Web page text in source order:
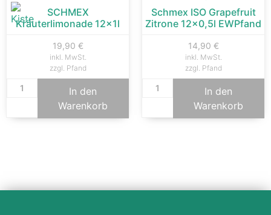
SCHMEX
Kräuterlimonade 12x1l
19,90 €
inkl. MwSt.
zzgl. Pfand
In den
Warenkorb
Schmex ISO Grapefruit
Zitrone 12×0,5l EWPfand
14,90 €
inkl. MwSt.
zzgl. Pfand
In den
Warenkorb